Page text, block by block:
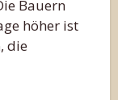
Bauern
höher ist
die